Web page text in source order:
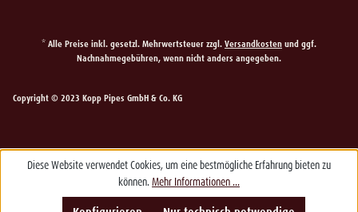
* Alle Preise inkl. gesetzl. Mehrwertsteuer zzgl. Versandkosten und ggf.
Nachnahmegebühren, wenn nicht anders angegeben.
Copyright © 2023 Kopp Pipes GmbH & Co. KG
Diese Website verwendet Cookies, um eine bestmögliche Erfahrung bieten zu
können.Mehr Informationen ...